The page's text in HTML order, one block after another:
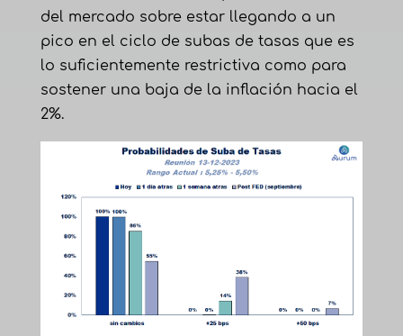
del mercado sobre estar llegando a un
pico en el ciclo de subas de tasas que es
lo suficientemente restrictiva como para
sostener una baja de la inflación hacia el
2%.